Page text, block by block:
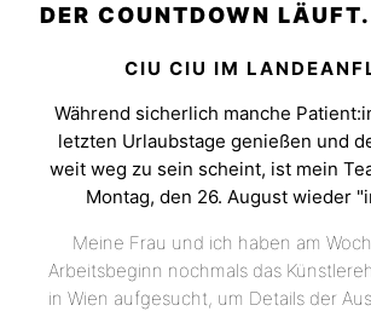
DER COUNTDOWN
CIU CIU IM
Während sicherlich manche
letzten Urlaubstage genießen und
weit weg zu sein scheint, ist mein
Montag, den 26. August wieder
Meine Frau und ich haben am
Arbeitsbeginn nochmals das
in Wien aufgesucht, um Details der